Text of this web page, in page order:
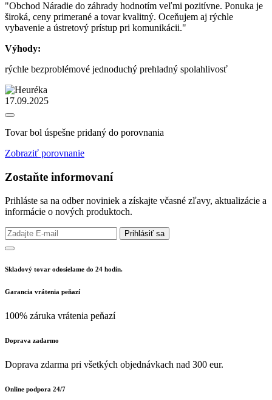
"Obchod Náradie do záhrady hodnotím veľmi pozitívne. Ponuka je
široká, ceny primerané a tovar kvalitný. Oceňujem aj rýchle
vybavenie a ústretový prístup pri komunikácii."
Výhody:
rýchle bezproblémové jednoduchý prehladný spolahlivosť
17.09.2025
Tovar bol úspešne pridaný do porovnania
Zobraziť porovnanie
Zostaňte informovaní
Prihláste sa na odber noviniek a získajte včasné zľavy, aktualizácie a
informácie o nových produktoch.
Prihlásiť sa
Skladový tovar odosielame do 24 hodín.
Garancia vrátenia peňazí
100% záruka vrátenia peňazí
Doprava zadarmo
Doprava zdarma pri všetkých objednávkach nad 300 eur.
Online podpora 24/7